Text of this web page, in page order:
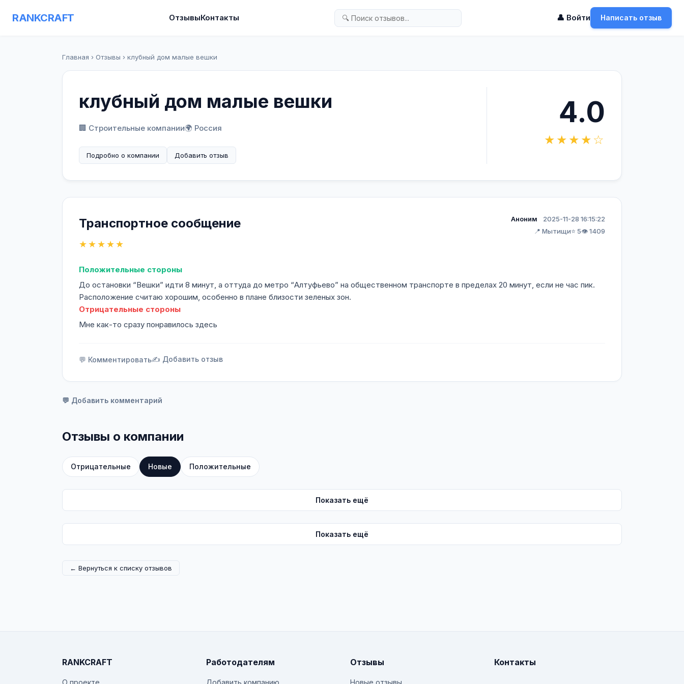
RANKCRAFT ОтзывыКонтакты 👤 Войти Написать отзыв
Главная › Отзывы › клубный дом малые вешки
клубный дом малые вешки
🏢 Строительные компании🌍 Россия
Подробно о компании Добавить отзыв
4.0
★★★★☆
Транспортное сообщение
★★★★★
Аноним
2025-11-28 16:15:22
📍 Мытищи⭐ 5👁️ 1409
Положительные стороны
До остановки “Вешки” идти 8 минут, а оттуда до метро “Алтуфьево” на общественном транспорте в пределах 20 минут, если не час пик.
Расположение считаю хорошим, особенно в плане близости зеленых зон.
Отрицательные стороны
Мне как-то сразу понравилось здесь
💬 Комментировать✍️ Добавить отзыв
💬 Добавить комментарий
Отзывы о компании
Отрицательные Новые Положительные
Показать ещё
Показать ещё
← Вернуться к списку отзывов
RANKCRAFT
О проекте
Работодателям
Добавить компанию
Отзывы
Новые отзывы
Контакты